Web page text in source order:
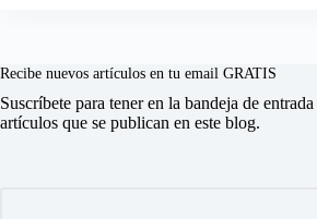
Recibe nuevos artículos en tu email GRATIS
Suscríbete para tener en la bandeja de
artículos que se publican en este blog.